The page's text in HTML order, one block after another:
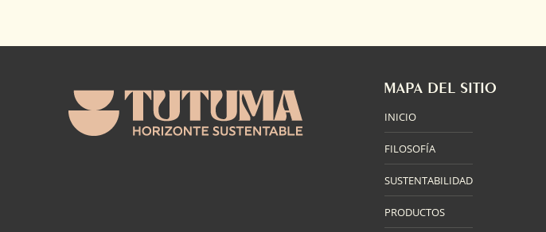
MAPA DEL SITIO
INICIO
FILOSOFÍA
SUSTENTABILIDAD
PRODUCTOS